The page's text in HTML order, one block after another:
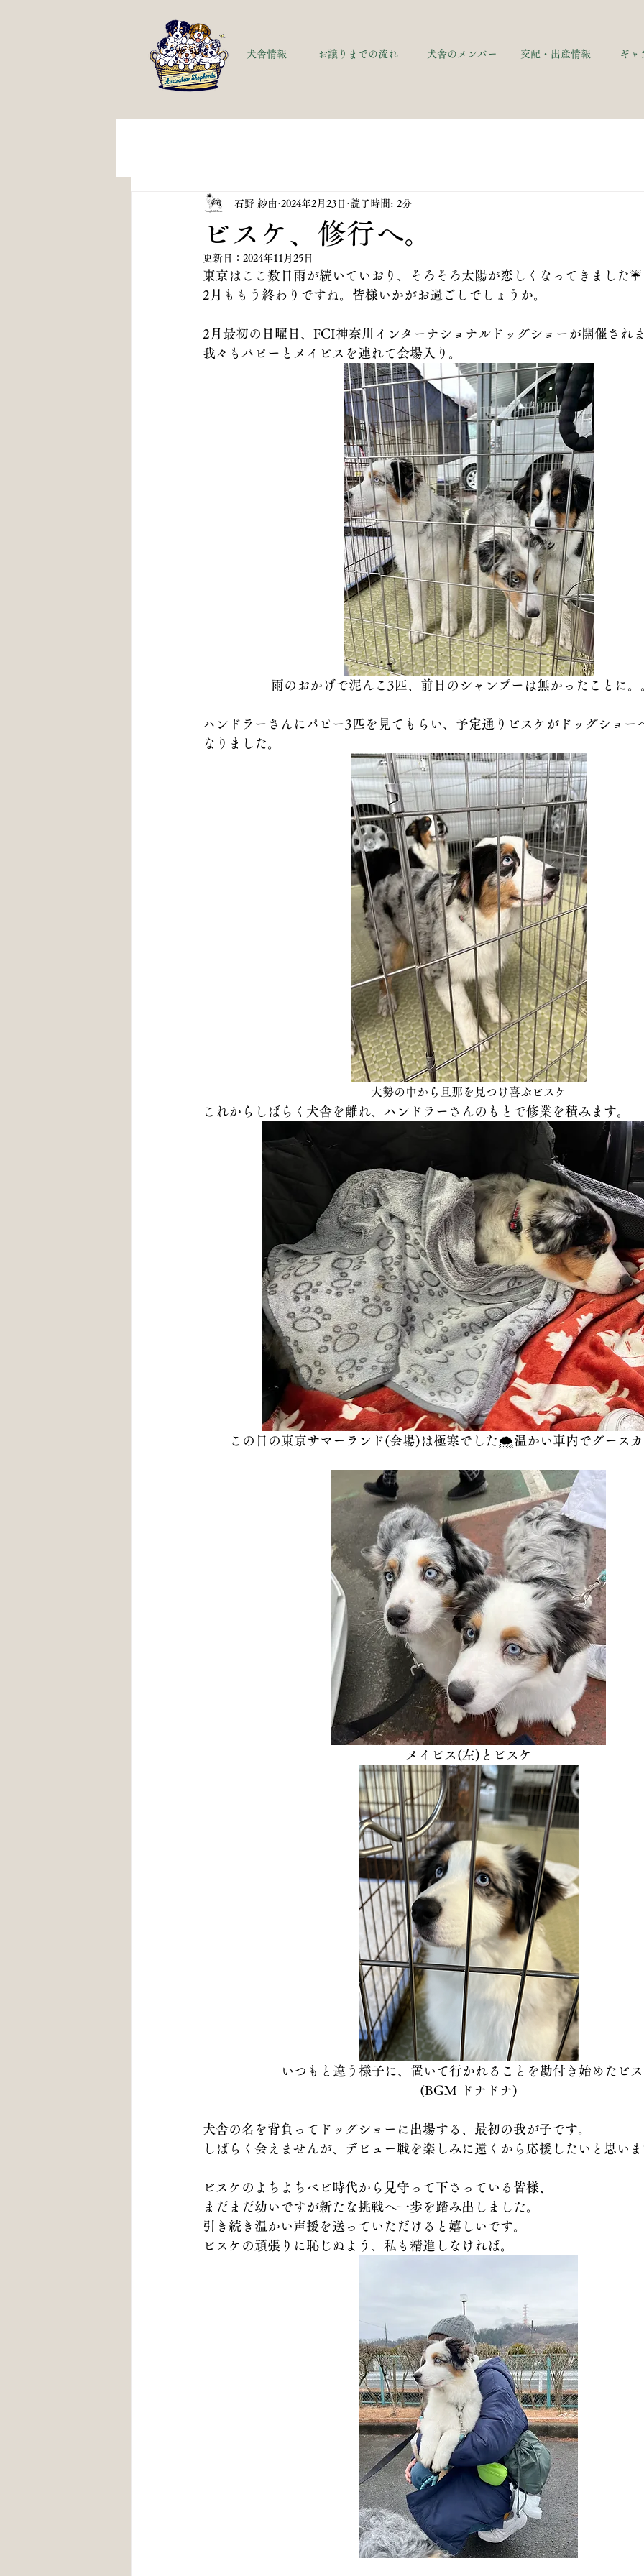
犬舎情報 お譲りまでの流れ 犬舎のメンバー 交配・出産情報 ギャ
ビスケ、修行へ。
石野 紗由 2024年2月23日 読了時間: 2分
更新日： 2024年11月25日
東京はここ数日雨が続いていおり、そろそろ太陽が恋しくなってきました☔
2月ももう終わりですね。皆様いかがお過ごしでしょうか。
2月最初の日曜日、FCI神奈川インターナショナルドッグショーが開催され
我々もパピーとメイビスを連れて会場入り。
雨のおかげで泥んこ3匹、前日のシャンプーは無かったことに。
ハンドラーさんにパピー3匹を見てもらい、予定通りビスケがドッグショー
なりました。
大勢の中から旦那を見つけ喜ぶビスケ
これからしばらく犬舎を離れ、ハンドラーさんのもとで修業を積みます。
この日の東京サマーランド(会場)は極寒でした🌨️温かい車内でグース
メイビス(左)とビスケ
いつもと違う様子に、置いて行かれることを勘付き始めたビ
(BGM ドナドナ)
犬舎の名を背負ってドッグショーに出場する、最初の我が子です。
しばらく会えませんが、デビュー戦を楽しみに遠くから応援したいと思い
ビスケのよちよちベビ時代から見守って下さっている皆様、
まだまだ幼いですが新たな挑戦へ一歩を踏み出しました。
引き続き温かい声援を送っていただけると嬉しいです。
ビスケの頑張りに恥じぬよう、私も精進しなければ。